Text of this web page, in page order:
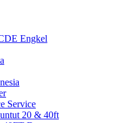
Engkel
Service
20 & 40ft